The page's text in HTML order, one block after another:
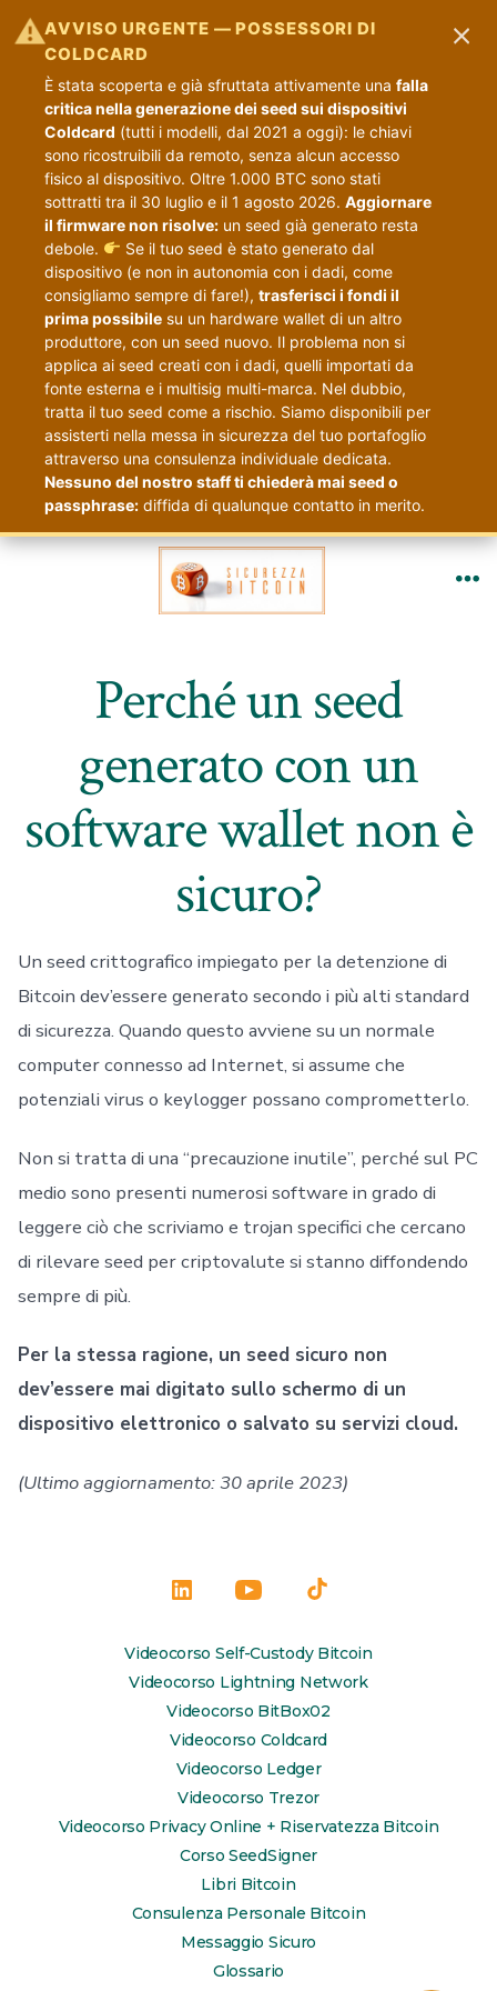
⚠AVVISO URGENTE — POSSESSORI DI
COLDCARD
È stata scoperta e già sfruttata attivamente una falla
critica nella generazione dei seed sui dispositivi
Coldcard (tutti i modelli, dal 2021 a oggi): le chiavi
sono ricostruibili da remoto, senza alcun accesso
fisico al dispositivo. Oltre 1.000 BTC sono stati
sottratti tra il 30 luglio e il 1 agosto 2026. Aggiornare
il firmware non risolve: un seed già generato resta
debole.
Se il tuo seed è stato generato dal
dispositivo (e non in autonomia con i dadi, come
consigliamo sempre di fare!), trasferisci i fondi il
prima possibile su un hardware wallet di un altro
produttore, con un seed nuovo. Il problema non si
applica ai seed creati con i dadi, quelli importati da
fonte esterna e i multisig multi-marca. Nel dubbio,
tratta il tuo seed come a rischio. Siamo disponibili per
assisterti nella messa in sicurezza del tuo portafoglio
attraverso una consulenza individuale dedicata.
Nessuno del nostro staff ti chiederà mai seed o
passphrase: diffida di qualunque contatto in merito.
×
Passa
Perché un seed
generato con un
software wallet non è
sicuro?
Un seed crittografico impiegato per la detenzione di
Bitcoin dev’essere generato secondo i più alti standard
di sicurezza. Quando questo avviene su un normale
computer connesso ad Internet, si assume che
potenziali virus o keylogger possano comprometterlo.
Non si tratta di una “precauzione inutile”, perché sul PC
medio sono presenti numerosi software in grado di
leggere ciò che scriviamo e trojan specifici che cercano
di rilevare seed per criptovalute si stanno diffondendo
sempre di più.
Per la stessa ragione, un seed sicuro non
dev’essere mai digitato sullo schermo di un
dispositivo elettronico o salvato su servizi cloud.
(Ultimo aggiornamento: 30 aprile 2023)
Apri
LinkedIn
in
una
nuova
scheda
Apri
YouTube
in
una
nuova
scheda
Apri
TikTok
in
una
nuova
scheda
Videocorso Self-Custody Bitcoin
Videocorso Lightning Network
Videocorso BitBox02
Videocorso Coldcard
Videocorso Ledger
Videocorso Trezor
Videocorso Privacy Online + Riservatezza Bitcoin
Corso SeedSigner
Libri Bitcoin
Consulenza Personale Bitcoin
Messaggio Sicuro
Glossario